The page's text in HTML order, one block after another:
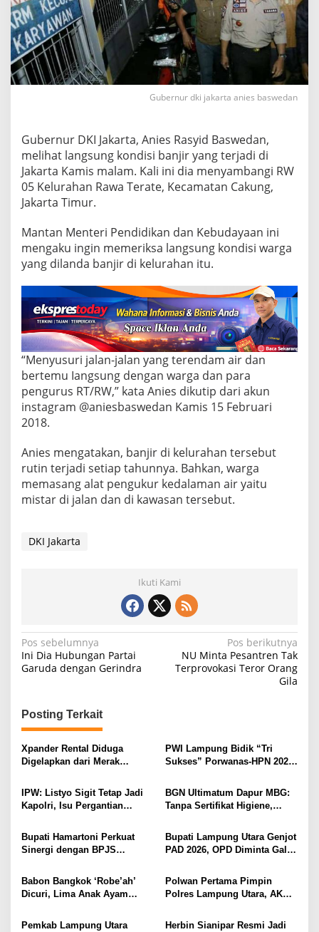
a
n
j
i
r
,
A
s
B
a
k
a
e
P
a
i
k
S
e
k
i
t
a
r
Gubernur dki jakarta anies baswedan
Gubernur DKI Jakarta, Anies Rasyid Baswedan,
melihat langsung kondisi banjir yang terjadi di
Jakarta Kamis malam. Kali ini dia menyambangi RW
05 Kelurahan Rawa Terate, Kecamatan Cakung,
Jakarta Timur.
Mantan Menteri Pendidikan dan Kebudayaan ini
mengaku ingin memeriksa langsung kondisi warga
yang dilanda banjir di kelurahan itu.
“Menyusuri jalan-jalan yang terendam air dan
bertemu Iangsung dengan warga dan para
pengurus RT/RW,” kata Anies dikutip dari akun
instagram @aniesbaswedan Kamis 15 Februari
2018.
Anies mengatakan, banjir di kelurahan tersebut
rutin terjadi setiap tahunnya. Bahkan, warga
memasang alat pengukur kedalaman air yaitu
mistar di jalan dan di kawasan tersebut.
DKI Jakarta
Ikuti Kami
N
a
i
g
a
s
i
p
s
Pos sebelumnya
Ini Dia Hubungan Partai
Garuda dengan Gerindra
Pos berikutnya
NU Minta Pesantren Tak
Terprovokasi Teror Orang
Gila
Posting Terkait
Xpander Rental Diduga
Digelapkan dari Merak
Pengemudinya Prajurit TNI
AL
PWI Lampung Bidik “Tri
Sukses” Porwanas-HPN 2027:
Pariwisata Menggeliat
IPW: Listyo Sigit Tetap Jadi
Kapolri, Isu Pergantian
Kawanan Febrie Adriansyah
BGN Ultimatum Dapur MBG:
Tanpa Sertifikat Higiene,
Bupati Hamartoni Perkuat
Sinergi dengan BPJS
Kesehatan Makin Cepat dan
Mudah
Bupati Lampung Utara Genjot
PAD 2026, OPD Diminta Gali
hingga Optimalkan PBB-P2
Babon Bangkok ‘Robe’ah’
Dicuri, Lima Anak Ayam
Gang Jalaba Kotabumi Heboh
Polwan Pertama Pimpin
Polres Lampung Utara, AKBP
Pedang Pora
Pemkab Lampung Utara
Herbin Sianipar Resmi Jadi